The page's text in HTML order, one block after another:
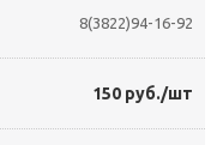
8(3822)94-16-92
150 руб./шт